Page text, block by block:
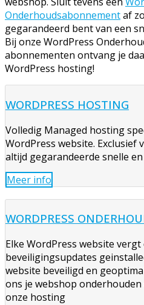
Onderhoudsabonnementaf
gegarandeerd bent van een
Bij onze WordPress
abonnementen ontvang je
WordPress hosting!
WORDPRESS HOSTING
Volledig Managed hosting
WordPress website. Exclusief
altijd gegarandeerde snelle
Meer info
WORDPRESS
Elke WordPress website
beveiligingsupdates
website beveiligd en
ons je webshop
onze hosting